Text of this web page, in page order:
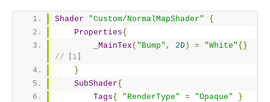
Shader "Custom/NormalMapShader"
{
Properties{
_MainTex ( "Bump" , 2D) = "White" {}
//【1】
}
SubShader{
Tags{ "RenderType" = "Opaque"
}